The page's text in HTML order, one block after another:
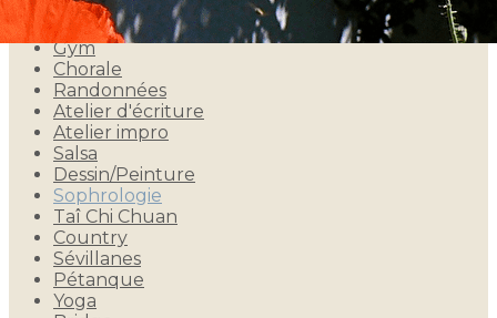
Planning salle
Gym
Chorale
Randonnées
Atelier d'écriture
Atelier impro
Salsa
Dessin/Peinture
Sophrologie
Taî Chi Chuan
Country
Sévillanes
Pétanque
Yoga